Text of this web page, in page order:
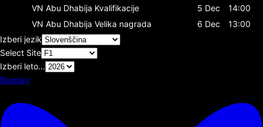
VN Abu Dhabija Kvalifikacije 5 Dec
14:00
VN Abu Dhabija Velika nagrada 6 Dec
13:00
Izberi jezik
Select Site
Izberi leto...
Bluesky